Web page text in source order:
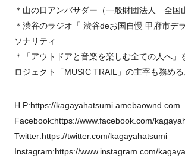
＊山の日アンバサダー（一般財団法人 全国
＊渋谷のラジオ「 渋谷deお国自慢 甲府市デ
ソナリティ
＊「アウトドアと音楽を楽しむ全ての人へ」
ロジェクト「MUSIC TRAIL」の主宰も務める
H.P:https://kagayahatsumi.amebaownd.com
Facebook:https://www.facebook.com/
Twitter:https://twitter.com/kagayahatsumi
Instagram:https://www.instagram.com/